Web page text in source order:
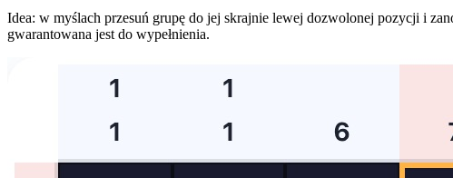
Idea: w myślach przesuń grupę do jej skrajnie lewej dozwolonej pozycji i
gwarantowana jest do wypełnienia.